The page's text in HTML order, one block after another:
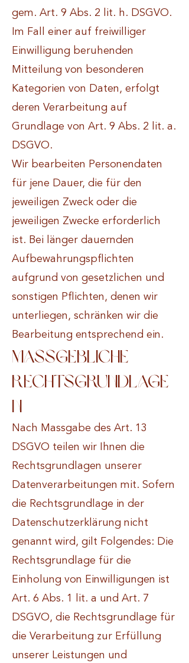
gem. Art. 9 Abs. 2 lit. h. DSGVO.
Im Fall einer auf freiwilliger
Einwilligung beruhenden
Mitteilung von besonderen
Kategorien von Daten, erfolgt
deren Verarbeitung auf
Grundlage von Art. 9 Abs. 2 lit. a.
DSGVO.
Wir bearbeiten Personendaten
für jene Dauer, die für den
jeweiligen Zweck oder die
jeweiligen Zwecke erforderlich
ist. Bei länger dauernden
Aufbewahrungspflichten
aufgrund von gesetzlichen und
sonstigen Pflichten, denen wir
unterliegen, schränken wir die
Bearbeitung entsprechend ein.
Massgebliche
Rechtsgrundlage
n
Nach Massgabe des Art. 13
DSGVO teilen wir Ihnen die
Rechtsgrundlagen unserer
Datenverarbeitungen mit. Sofern
die Rechtsgrundlage in der
Datenschutzerklärung nicht
genannt wird, gilt Folgendes: Die
Rechtsgrundlage für die
Einholung von Einwilligungen ist
Art. 6 Abs. 1 lit. a und Art. 7
DSGVO, die Rechtsgrundlage für
die Verarbeitung zur Erfüllung
unserer Leistungen und